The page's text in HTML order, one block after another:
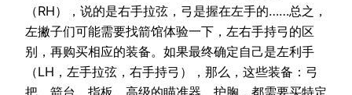
（RH），说的是右手拉弦，弓是握在左手的……总之，
左撇子们可能需要找箭馆体验一下，左右手持弓的区
别，再购买相应的装备。如果最终确定自己是左利手
（LH，左手拉弦，右手持弓），那么，这些装备：弓